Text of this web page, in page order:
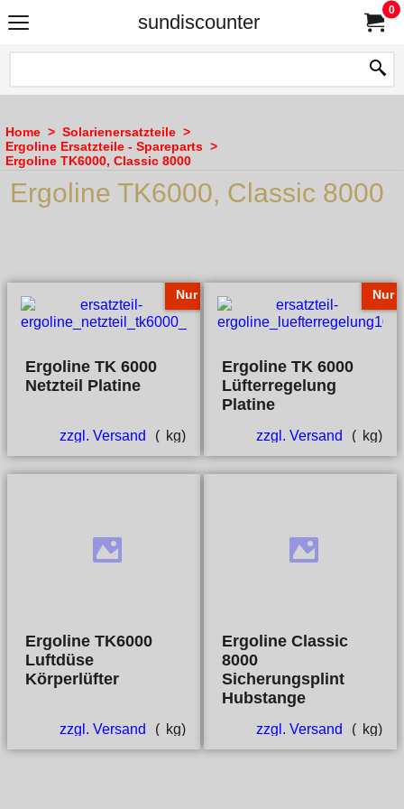
sundiscounter
0
Home > Solarienersatzteile >
Ergoline Ersatzteile - Spareparts >
Ergoline TK6000, Classic 8000
Ergoline TK6000, Classic 8000
Nur
Ergoline TK 6000
Netzteil Platine
zzgl. Versand kg
Nur
Ergoline TK 6000
Lüfterregelung
Platine
zzgl. Versand kg
Ergoline TK6000
Luftdüse
Körperlüfter
zzgl. Versand kg
Ergoline Classic
8000
Sicherungsplint
Hubstange
zzgl. Versand kg